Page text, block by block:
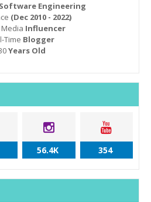
Software Engineering
(Dec 2010 - 2022)
Influencer
Time Blogger
Years Old
56.4K 354